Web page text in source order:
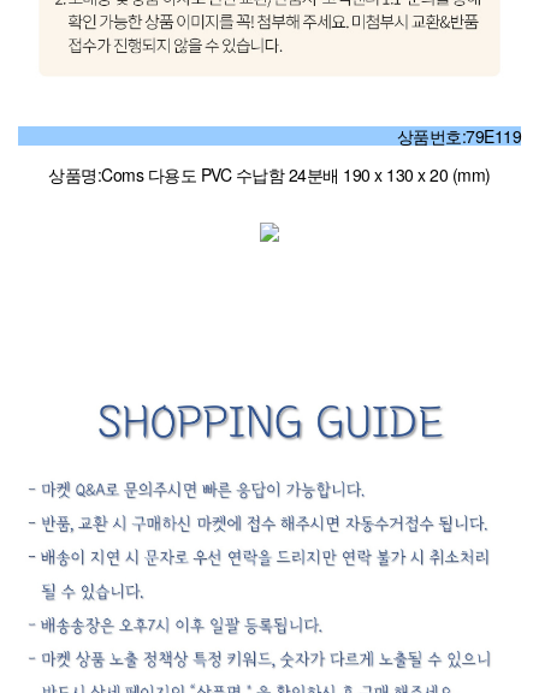
상품번호:79E119
상품명:Coms 다용도 PVC 수납함 24분배 190 x 130 x 20 (mm)